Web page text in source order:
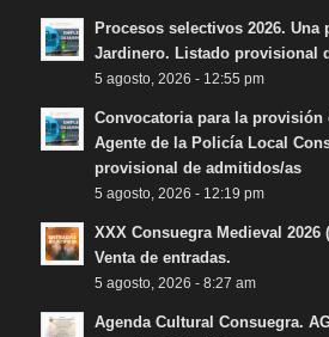
Procesos selectivos 2026. Una
Jardinero. Listado provisional
5 agosto, 2026 - 12:55 pm
Convocatoria para la provisión
Agente de la Policía Local
provisional de admitidos/as
5 agosto, 2026 - 12:19 pm
XXX Consuegra Medieval 2026
Venta de entradas.
5 agosto, 2026 - 8:27 am
Agenda Cultural Consuegra.